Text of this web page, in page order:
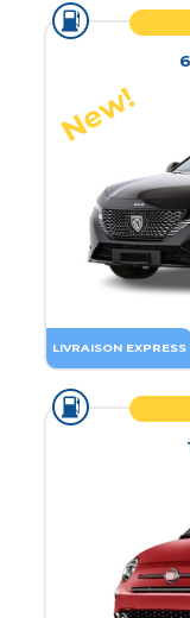
6
LIVRAISON EXPRESS